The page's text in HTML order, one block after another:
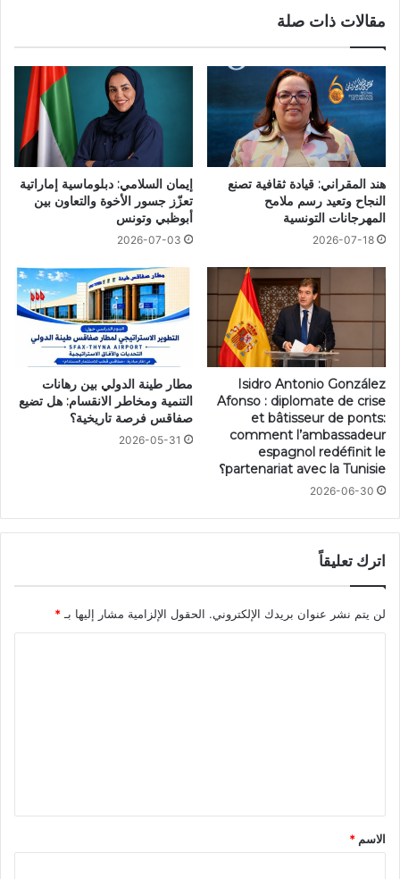
مقالات ذات صلة
هند المقراني: قيادة ثقافية تصنع
النجاح وتعيد رسم ملامح
المهرجانات التونسية
2026-07-18
إيمان السلامي: دبلوماسية إماراتية
تعزّز جسور الأخوة والتعاون بين
أبوظبي وتونس
2026-07-03
Isidro Antonio González
Afonso : diplomate de crise
et bâtisseur de ponts:
comment l’ambassadeur
espagnol redéfinit le
partenariat avec la Tunisie؟
2026-06-30
مطار طينة الدولي بين رهانات
التنمية ومخاطر الانقسام: هل تضيع
صفاقس فرصة تاريخية؟
2026-05-31
اترك تعليقاً
لن يتم نشر عنوان بريدك الإلكتروني. الحقول الإلزامية مشار إليها بـ*
*
الاسم *